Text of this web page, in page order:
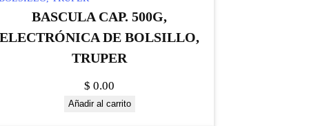
BASCULA CAP. 500G,
ELECTRÓNICA DE BOLSILLO,
TRUPER
$ 0.00
Añadir al carrito